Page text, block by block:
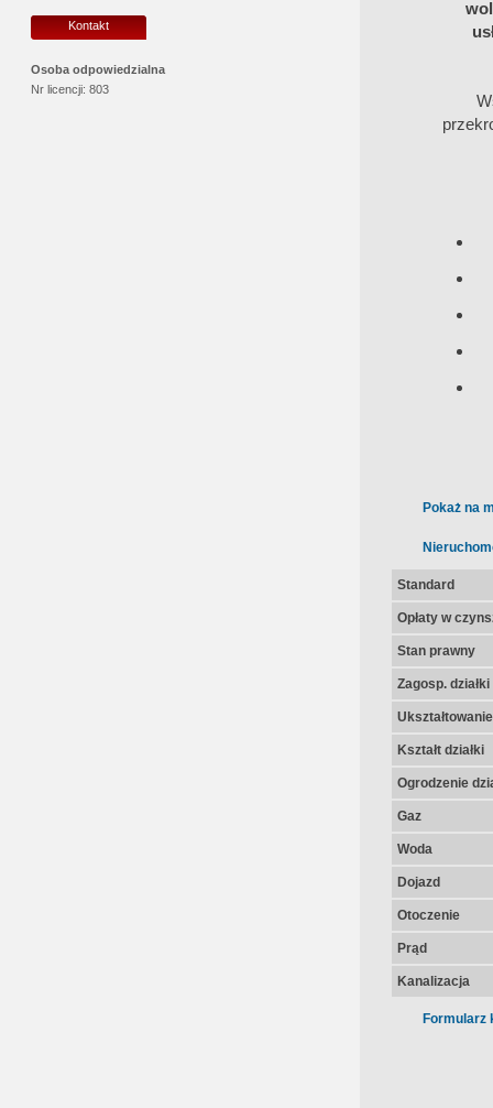
Kontakt
Osoba odpowiedzialna
Nr licencji: 803
Pokaż na
Standard
Opłaty w
Stan prawny
Zagosp. działki
Kształt działki
Ogrodzenie
Gaz
Woda
Dojazd
Otoczenie
Prąd
Kanalizacja
Formularz